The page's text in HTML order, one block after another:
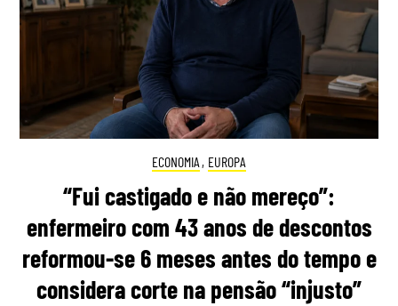
ECONOMIA , EUROPA
“Fui castigado e não mereço”:
enfermeiro com 43 anos de descontos
reformou-se 6 meses antes do tempo e
considera corte na pensão “injusto”